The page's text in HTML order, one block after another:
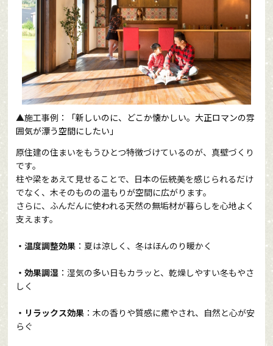
▲施工事例：
「新しいのに、どこか懐かしい。大正ロマンの雰
囲気が漂う空間にしたい」
原住建の住まいをもうひとつ特徴づけているのが、真壁づくり
です。
柱や梁をあえて見せることで、日本の伝統美を感じられるだけ
でなく、木そのものの温もりが空間に広がります。
さらに、ふんだんに使われる天然の無垢材が暮らしを心地よく
支えます。
・温度調整効果：夏は涼しく、冬はほんのり暖かく
・効果調湿：湿気の多い日もカラッと、乾燥しやすい冬もやさ
しく
・リラックス効果：木の香りや質感に癒やされ、自然と心が安
らぐ